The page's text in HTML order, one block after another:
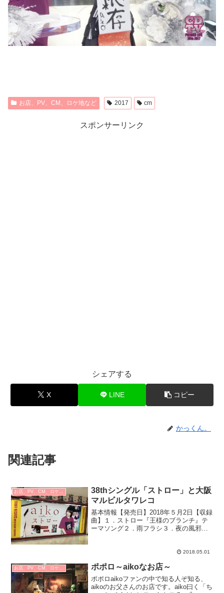
お店、PV、CM、ロケ地など 2017 cm
スポンサーリンク
シェアする
X LINE コピー
かっくん。
関連記事
お店、PV、CM、ロケ地など
38thシングル「ストロー」と大阪
マルビルタワレコ
基本情報【発売日】2018年５月2日【収録
曲】１．ストロー『王様のブランチ』テ
ーマソング２．雨フラシ３．夜の風邪
【通常】キャンペーンなどタワレコ＠大
阪マルビルにて特別ブ...
2018.05.01
ポポロ～aikoなお店～
ポポロaikoファンの中で知る人ぞ知る、
aikoのお父さんのお店です。aiko曰く「ち